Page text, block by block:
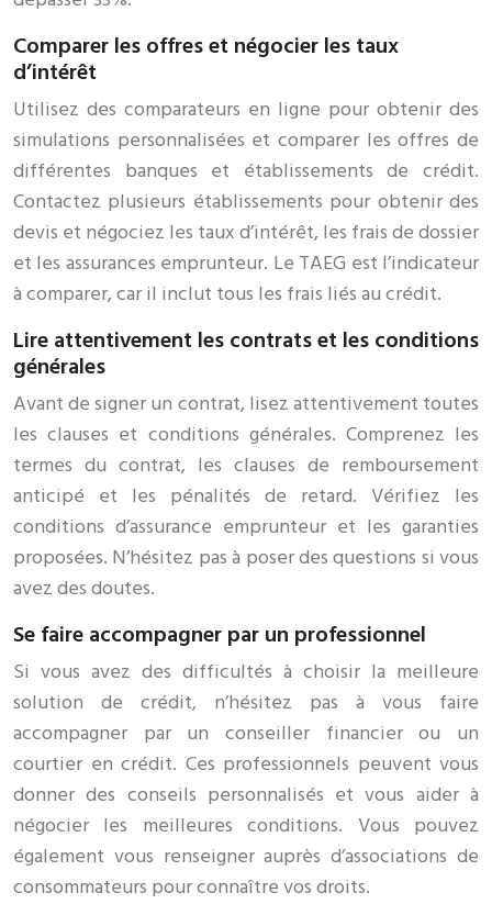
Comparer les offres et négocier les taux
d’intérêt
Utilisez des comparateurs en ligne pour obtenir des
simulations personnalisées et comparer les offres de
différentes banques et établissements de crédit.
Contactez plusieurs établissements pour obtenir des
devis et négociez les taux d’intérêt, les frais de dossier
et les assurances emprunteur. Le TAEG est l’indicateur
à comparer, car il inclut tous les frais liés au crédit.
Lire attentivement les contrats et les conditions
générales
Avant de signer un contrat, lisez attentivement toutes
les clauses et conditions générales. Comprenez les
termes du contrat, les clauses de remboursement
anticipé et les pénalités de retard. Vérifiez les
conditions d’assurance emprunteur et les garanties
proposées. N’hésitez pas à poser des questions si vous
avez des doutes.
Se faire accompagner par un professionnel
Si vous avez des difficultés à choisir la meilleure
solution de crédit, n’hésitez pas à vous faire
accompagner par un conseiller financier ou un
courtier en crédit. Ces professionnels peuvent vous
donner des conseils personnalisés et vous aider à
négocier les meilleures conditions. Vous pouvez
également vous renseigner auprès d’associations de
consommateurs pour connaître vos droits.